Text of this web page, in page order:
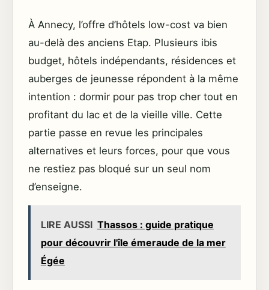
À Annecy, l’offre d’hôtels low-cost va bien
au-delà des anciens Etap. Plusieurs ibis
budget, hôtels indépendants, résidences et
auberges de jeunesse répondent à la même
intention : dormir pour pas trop cher tout en
profitant du lac et de la vieille ville. Cette
partie passe en revue les principales
alternatives et leurs forces, pour que vous
ne restiez pas bloqué sur un seul nom
d’enseigne.
LIRE AUSSI Thassos : guide pratique
pour découvrir l'île émeraude de la mer
Égée